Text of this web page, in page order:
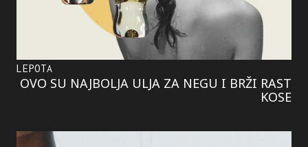
LEPOTA
OVO SU NAJBOLJA ULJA ZA NEGU I BRŽI RAST
KOSE